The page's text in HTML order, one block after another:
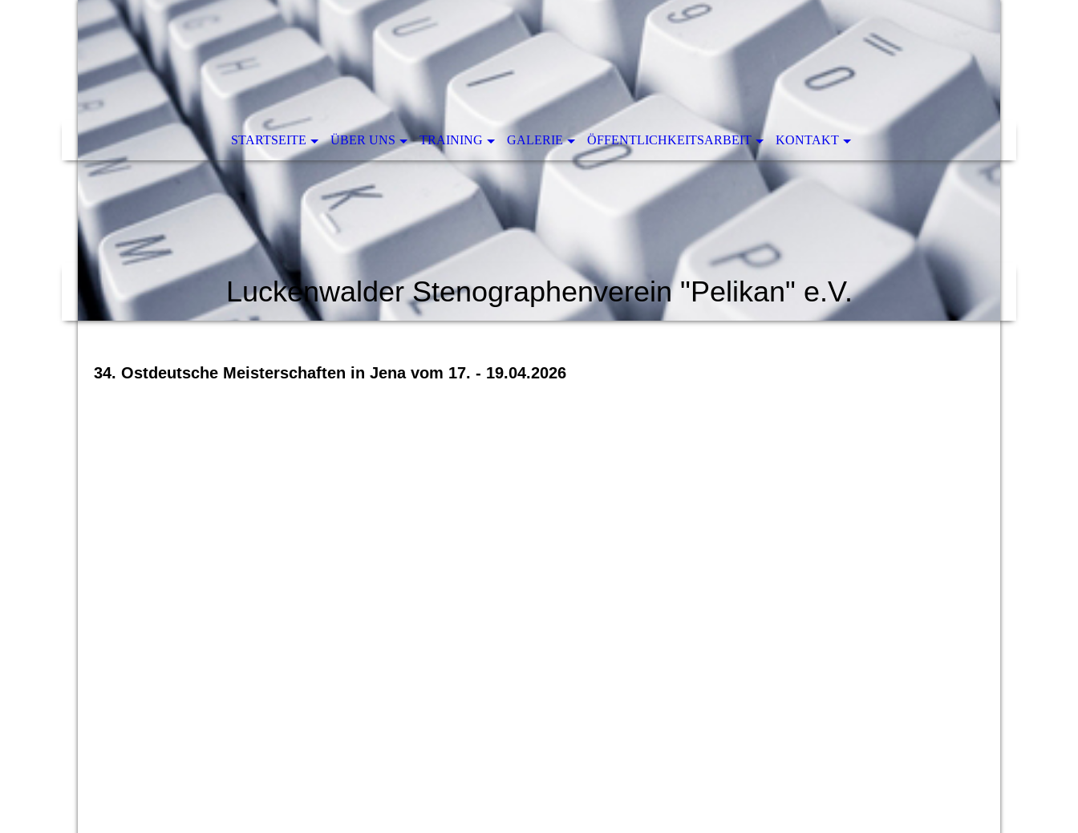
STARTSEITE ÜBER UNS TRAINING GALERIE ÖFFENTLICHKEITSARBEIT KONTAKT
Luckenwalder Stenographenverein "Pelikan" e.V.
34. Ostdeutsche Meisterschaften in Jena vom 17. - 19.04.2026